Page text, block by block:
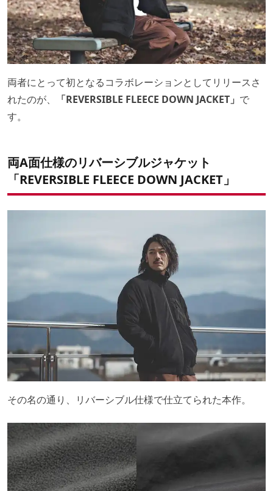
両者にとって初となるコラボレーションとしてリリースさ
れたのが、
「REVERSIBLE FLEECE DOWN JACKET」 で
す。
両A面仕様のリバーシブルジャケット
「REVERSIBLE FLEECE DOWN JACKET」
その名の通り、リバーシブル仕様で仕立てられた本作。